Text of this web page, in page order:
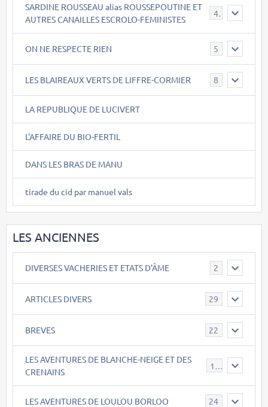
SARDINE ROUSSEAU alias ROUSSEPOUTINE ET
AUTRES CANAILLES ESCROLO-FEMINISTES
40
ON NE RESPECTE RIEN 5
LES BLAIREAUX VERTS DE LIFFRE-CORMIER 8
LA REPUBLIQUE DE LUCIVERT
L'AFFAIRE DU BIO-FERTIL
DANS LES BRAS DE MANU
tirade du cid par manuel vals
LES ANCIENNES
DIVERSES VACHERIES ET ETATS D'ÂME 2
ARTICLES DIVERS 29
BREVES 22
LES AVENTURES DE BLANCHE-NEIGE ET DES
CRENAINS
17
LES AVENTURES DE LOULOU BORLOO 24